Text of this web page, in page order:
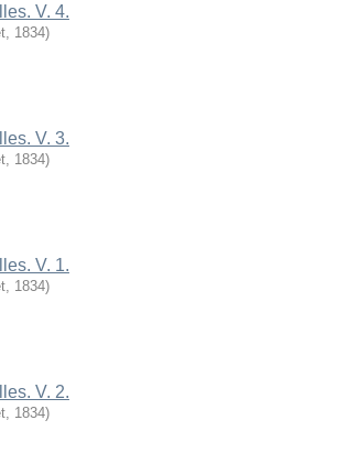
V. 4.
, 1834)
V. 3.
, 1834)
V. 1.
, 1834)
V. 2.
, 1834)